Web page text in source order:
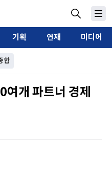
기획 연재 미디어
합
개 파트너 경제